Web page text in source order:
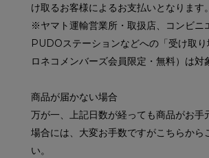
け取るお客様によるお支払いとなります。
※ヤマト運輸営業所・取扱店、コンビニ
PUDOステーションなどへの「受け取り
ロネコメンバーズ会員限定・無料）は対
商品が届かない場合
万が一、上記日数が経っても商品がお手
場合には、大変お手数ですがこちらから
い。